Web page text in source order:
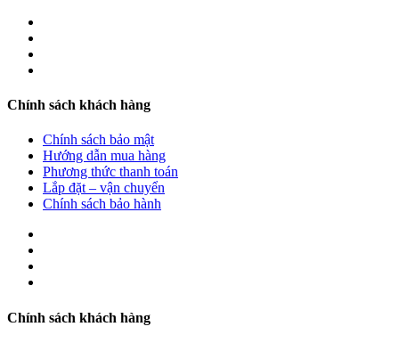
Chính sách khách hàng
Chính sách bảo mật
Hướng dẫn mua hàng
Phương thức thanh toán
Lắp đặt – vận chuyển
Chính sách bảo hành
Chính sách khách hàng